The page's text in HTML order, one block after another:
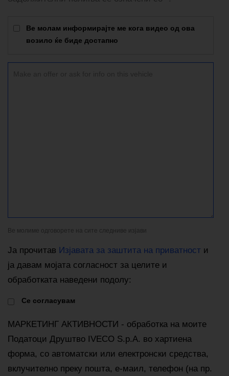
Ве молам информирајте ме кога видео од ова
возило ќе биде достапно
Ве молиме одговорете на сите следниве изјави
Ја прочитав Изјавата за заштита на приватност и
ја давам мојата согласност за целите и
обработката наведени подолу:
Cе согласувам
МАРКЕТИНГ АКТИВНОСТИ - обработка на моите
Податоци Друштво IVECO S.p.A. во хартиена
форма, со автоматски или електронски средства,
вклучително преку пошта, е-маил, телефон (на пр.